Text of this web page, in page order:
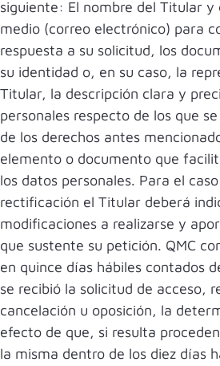
siguiente: El nombre del Titular y
medio (correo electrónico) para
respuesta a su solicitud, los
su identidad o, en su caso, la
Titular, la descripción clara y
personales respecto de los que
de los derechos antes
elemento o documento que
los datos personales. Para el
rectificación el Titular deberá
modificaciones a realizarse y
que sustente su petición. QMC
en quince días hábiles contados
se recibió la solicitud de acceso,
cancelación u oposición, la
efecto de que, si resulta
la misma dentro de los diez días